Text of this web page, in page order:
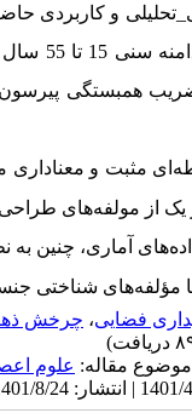
و کاربردی حاضر،
55 سال بود. د
همبستگی
مثبت و
یک از مولفه‌­های
های آماری، چنین به
مؤلفههای شناختی
فضایی، چرخش
مقاله: علوم